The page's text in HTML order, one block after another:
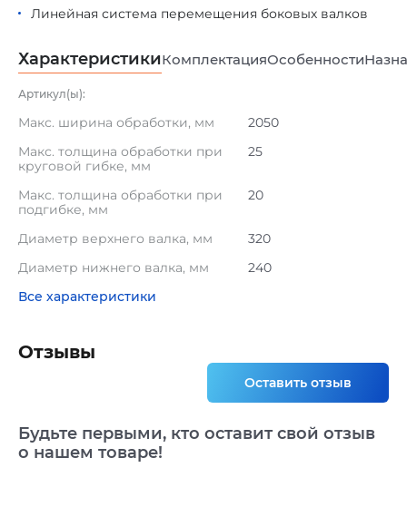
Линейная система перемещения боковых валков
ХарактеристикиКомплектацияОсобенности
Артикул(ы):
Макс. ширина обработки, мм
2050
Макс. толщина обработки при
круговой гибке, мм
25
Макс. толщина обработки при
подгибке, мм
20
Диаметр верхнего валка, мм
320
Диаметр нижнего валка, мм
240
Все характеристики
Отзывы
Оставить отзыв
Будьте первыми, кто оставит свой отзыв
о нашем товаре!